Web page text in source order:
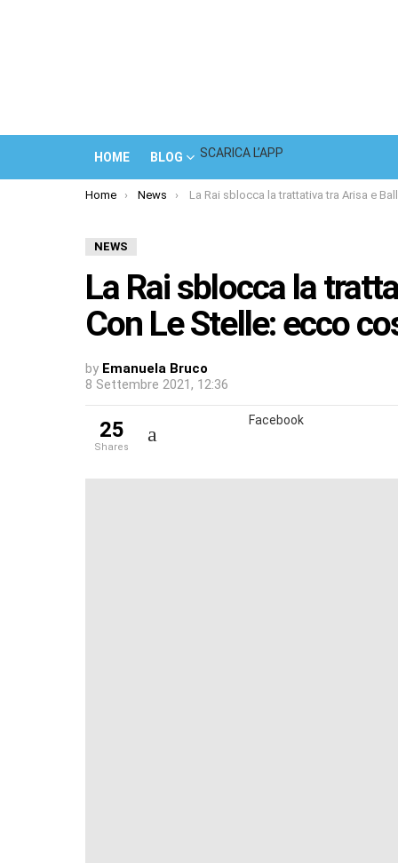
HOME BLOG SCARICA L’APP
You are here:
Home News La Rai sblocca la trattativa tra Arisa e Ballando Con Le Stelle: ecco cosa è successo
NEWS
La Rai sblocca la
Con Le Stelle: ecco
by Emanuela Bruco
8 Settembre 2021, 12:36
25
shares
Facebook